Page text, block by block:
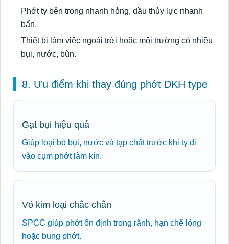
Phớt ty bên trong nhanh hỏng, dầu thủy lực nhanh
bẩn.
Thiết bị làm việc ngoài trời hoặc môi trường có nhiều
bụi, nước, bùn.
8. Ưu điểm khi thay đúng phớt DKH type
Gạt bụi hiệu quả
Giúp loại bỏ bụi, nước và tạp chất trước khi ty đi
vào cụm phớt làm kín.
Vỏ kim loại chắc chắn
SPCC giúp phớt ổn định trong rãnh, hạn chế lỏng
hoặc bung phớt.